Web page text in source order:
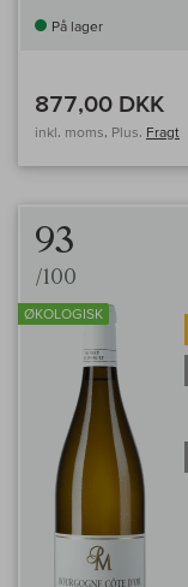
På lager
877,00 DKK
inkl. moms, Plus. Fragt
93
/100
ØKOLOGISK